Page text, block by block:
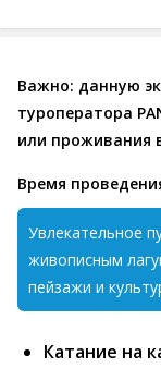
Важно: данную
туроператора
или проживания
Время
Увлекательное
живописным
пейзажи и
Катание на